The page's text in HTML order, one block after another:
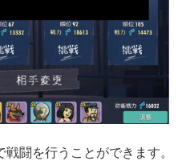
闘を行うことができます。